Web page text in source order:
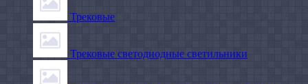
Трековые
Трековые светодиодные светильники